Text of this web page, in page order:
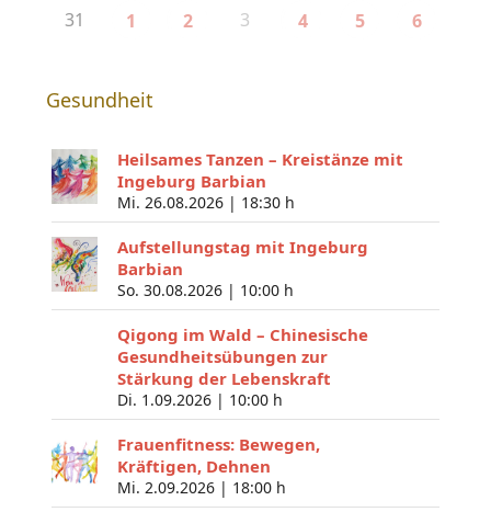
31 1 2 3 4 5 6
Gesundheit
Heilsames Tanzen – Kreistänze mit
Ingeburg Barbian
Mi. 26.08.2026 | 18:30 h
Aufstellungstag mit Ingeburg
Barbian
So. 30.08.2026 | 10:00 h
Qigong im Wald – Chinesische
Gesundheitsübungen zur
Stärkung der Lebenskraft
Di. 1.09.2026 | 10:00 h
Frauenfitness: Bewegen,
Kräftigen, Dehnen
Mi. 2.09.2026 | 18:00 h